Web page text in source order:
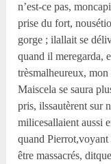
n’est-ce pas,
prise du fort,
gorge ; ilallait se
quand il meregarda,
trèsmalheureux,
Maiscela se saura
pris, ilssautèrent sur
milicesallaient aussi
quand Pierrot,voyant
être massacrés,